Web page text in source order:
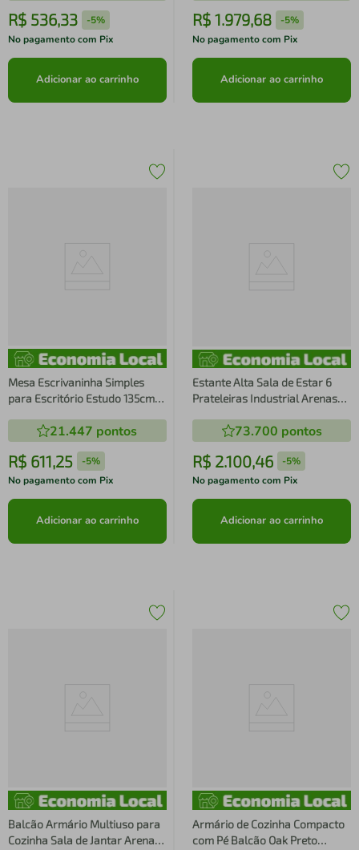
R$ 536,33 -5%
No pagamento com Pix
Adicionar ao carrinho
R$ 1.979,68 -5%
No pagamento com Pix
Adicionar ao carrinho
Mesa Escrivaninha Simples
para Escritório Estudo 135cm
Ponto
21.447 pontos
R$ 611,25 -5%
No pagamento com Pix
Adicionar ao carrinho
Estante Alta Sala de Estar 6
Prateleiras Industrial Arenas
Champanhe Placa e Ponto
73.700 pontos
R$ 2.100,46 -5%
No pagamento com Pix
Adicionar ao carrinho
Balcão Armário Multiuso para
Cozinha Sala de Jantar Arenas
Armário de Cozinha Compacto
com Pé Balcão Oak Preto